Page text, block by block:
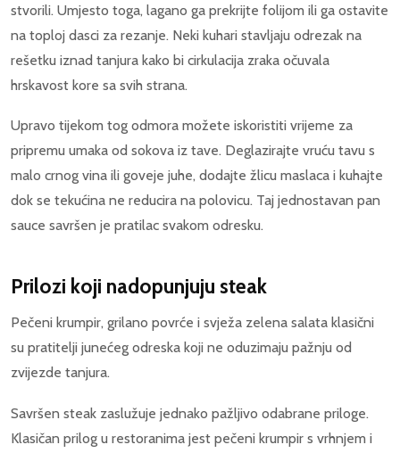
stvorili. Umjesto toga, lagano ga prekrijte folijom ili ga ostavite
na toploj dasci za rezanje. Neki kuhari stavljaju odrezak na
rešetku iznad tanjura kako bi cirkulacija zraka očuvala
hrskavost kore sa svih strana.
Upravo tijekom tog odmora možete iskoristiti vrijeme za
pripremu umaka od sokova iz tave. Deglazirajte vruću tavu s
malo crnog vina ili goveje juhe, dodajte žlicu maslaca i kuhajte
dok se tekućina ne reducira na polovicu. Taj jednostavan pan
sauce savršen je pratilac svakom odresku.
Prilozi koji nadopunjuju steak
Pečeni krumpir, grilano povrće i svježa zelena salata klasični
su pratitelji junećeg odreska koji ne oduzimaju pažnju od
zvijezde tanjura.
Savršen steak zaslužuje jednako pažljivo odabrane priloge.
Klasičan prilog u restoranima jest pečeni krumpir s vrhnjem i